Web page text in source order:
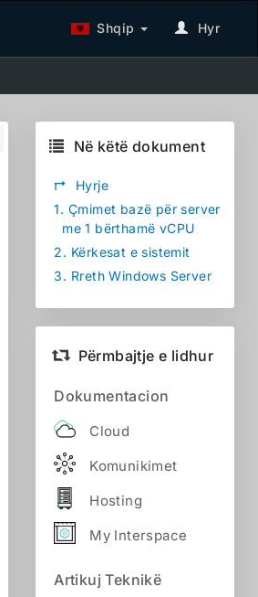
Shqip Hyr
Në këtë dokument
↱
Hyrje
1. Çmimet bazë për server
me 1 bërthamë vCPU
2. Kërkesat e sistemit
3. Rreth Windows Server
Përmbajtje e lidhur
Dokumentacion
Cloud
Komunikimet
Hosting
My Interspace
Artikuj Teknikë